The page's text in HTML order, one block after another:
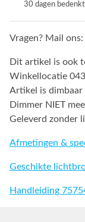
30 dagen
Vragen? Mail ons:
Dit artikel is ook
Winkellocatie 043
Artikel is dimbaar
Dimmer NIET
Geleverd zonder
Afmetingen &
Geschikte
Handleiding